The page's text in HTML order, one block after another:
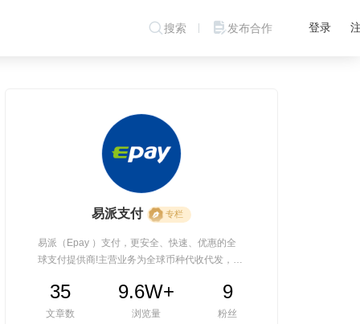
搜索 发布合作 登录
易派支付 专栏
易派（Epay ）支付，更安全、快速、优惠的全
球支付提供商!主营业务为全球币种代收代发，提
包，及现金收发款。具体业务可细分为海外多币
种银行开户、南美本地币收发款、人民币结汇
35
文章数
9.6W+
浏览量
9
粉丝